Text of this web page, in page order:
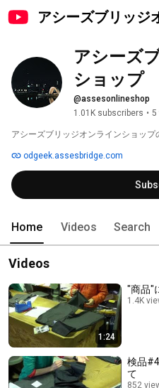
アシーズブリッジ
アシーズ
ショップ
@assesonlineshop
1.01K subscribers • 5
アシーズブリッジオンラインショップ
odgeek.assesbridge.com
Home Videos Search
Videos
1:24
"商品"
1.4K
検品
て
852